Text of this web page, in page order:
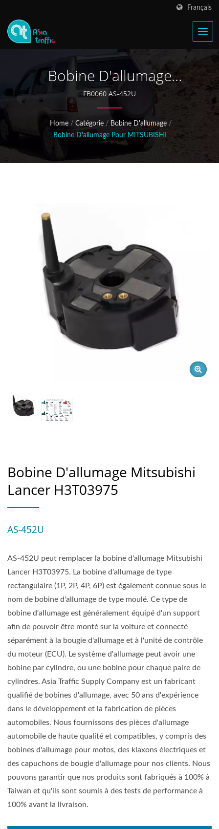
Français
Bobine D'allumage
Mitsubishi Lancer
H3T03975
FB0060 AS-452U
Home / Catégorie / Bobine D'allumage /
Bobine D'allumage Pour MITSUBISHI
Bobine D'allumage Mitsubishi
Lancer H3T03975
AS-452U
AS-452U peut remplacer la bobine d'allumage Mitsubishi
Lancer H3T03975. La bobine d'allumage de type
rectangulaire (1P, 2P, 4P, 6P) est également connue sous le
nom de bobine d'allumage de type moulé. Ce type de
bobine d'allumage est généralement équipé d'un support
afin de pouvoir être monté sur la voiture et connecté
séparément à la bougie d'allumage et à l'unité de contrôle
du moteur (ECU). Le système d'allumage peut avoir une
bobine par cylindre, ou une bobine pour chaque paire de
cylindres. Asia Traffic Supply Company est un fabricant
qualifié de bobines d'allumage, avec 50 ans d'expérience
dans le développement et la fabrication de pièces
automobiles. Nous fournissons des pièces d'allumage
automobile de haute qualité et compatibles, y compris des
bobines d'allumage pour motos, des klaxons électriques et
des capuchons de bougie d'allumage pour nos clients. Nous
pouvons garantir que nos produits sont fabriqués à 100% à
Taiwan et qu'ils sont soumis à des tests de performance à
100% avant la livraison.